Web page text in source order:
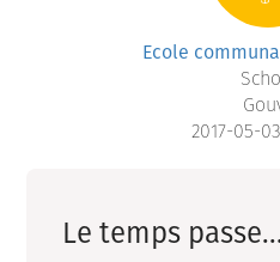
Ecole
2017-05-
Le temps